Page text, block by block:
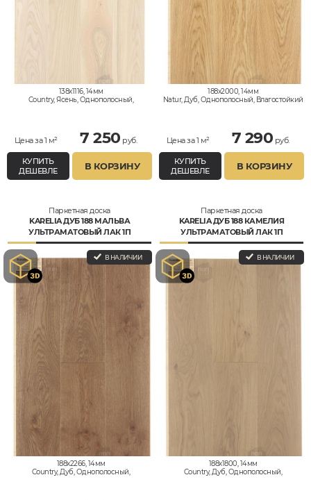
138x1116, 14мм
Country, Ясень, Однополосный,
Цена за 1 м² 7 250 руб.
КУПИТЬ
ДЕШЕВЛЕ
В КОРЗИНУ
188x2000, 14мм
Natur, Дуб, Однополосный, Влагостойкий
Цена за 1 м² 7 290 руб.
КУПИТЬ
ДЕШЕВЛЕ
В КОРЗИНУ
Паркетная доска
KARELIA ДУБ 188 МАЛЬВА
УЛЬТРАМАТОВЫЙ ЛАК 1П
В НАЛИЧИИ
188x2266, 14мм
Country, Дуб, Однополосный,
Паркетная доска
KARELIA ДУБ 188 КАМЕЛИЯ
УЛЬТРАМАТОВЫЙ ЛАК 1П
В НАЛИЧИИ
188x1800, 14мм
Country, Дуб, Однополосный,